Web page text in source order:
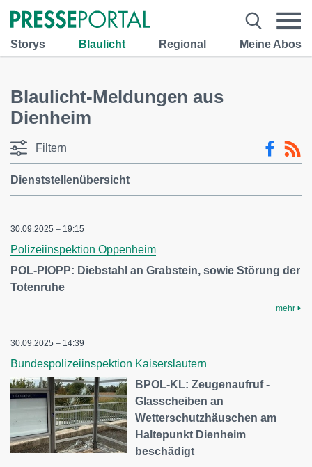
Storys Blaulicht Regional Meine Abos
Blaulicht-Meldungen aus
Dienheim
Filtern
Dienststellenübersicht
30.09.2025 – 19:15
Polizeiinspektion Oppenheim
POL-PIOPP: Diebstahl an Grabstein, sowie Störung der
Totenruhe
mehr
30.09.2025 – 14:39
Bundespolizeiinspektion Kaiserslautern
BPOL-KL: Zeugenaufruf -
Glasscheiben an
Wetterschutzhäuschen am
Haltepunkt Dienheim
beschädigt